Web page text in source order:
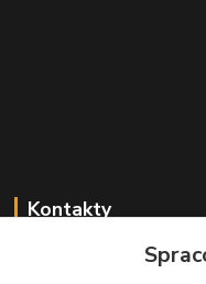
Kontakty
+421 2 529 67 411